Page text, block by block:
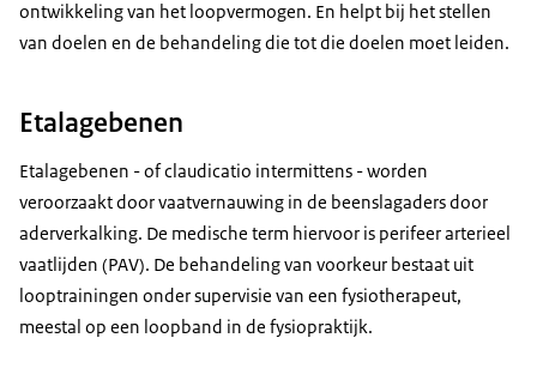
ontwikkeling van het loopvermogen. En helpt bij het stellen
van doelen en de behandeling die tot die doelen moet leiden.
Etalagebenen
Etalagebenen - of claudicatio intermittens - worden
veroorzaakt door vaatvernauwing in de beenslagaders door
aderverkalking. De medische term hiervoor is perifeer arterieel
vaatlijden (PAV). De behandeling van voorkeur bestaat uit
looptrainingen onder supervisie van een fysiotherapeut,
meestal op een loopband in de fysiopraktijk.